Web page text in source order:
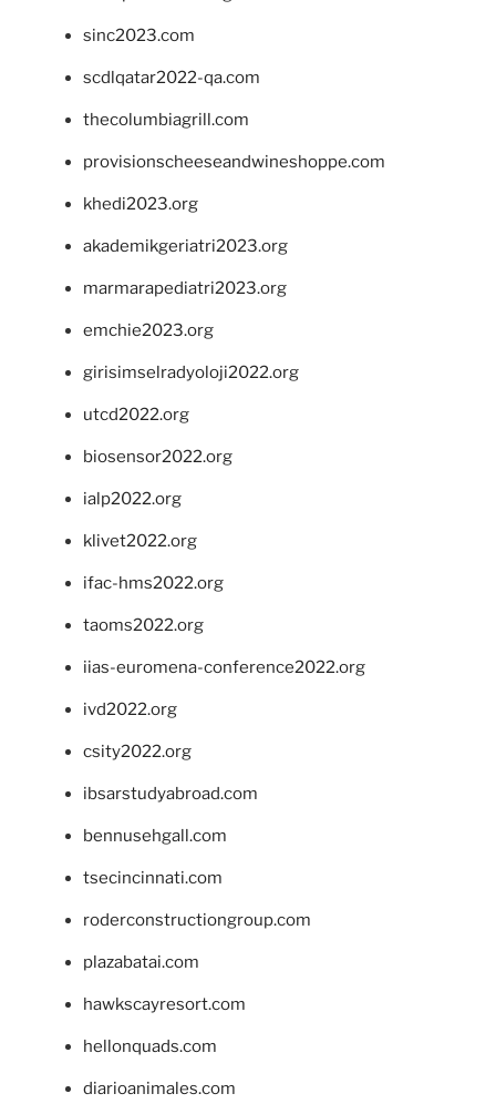
sinc2023.com
scdlqatar2022-qa.com
thecolumbiagrill.com
provisionscheeseandwineshoppe.com
khedi2023.org
akademikgeriatri2023.org
marmarapediatri2023.org
emchie2023.org
girisimselradyoloji2022.org
utcd2022.org
biosensor2022.org
ialp2022.org
klivet2022.org
ifac-hms2022.org
taoms2022.org
iias-euromena-conference2022.org
ivd2022.org
csity2022.org
ibsarstudyabroad.com
bennusehgall.com
tsecincinnati.com
roderconstructiongroup.com
plazabatai.com
hawkscayresort.com
hellonquads.com
diarioanimales.com